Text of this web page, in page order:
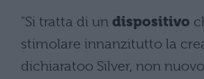
"Si tratta di un dispositivo
stimolare innanzitutto la
dichiaratoo Silver, non